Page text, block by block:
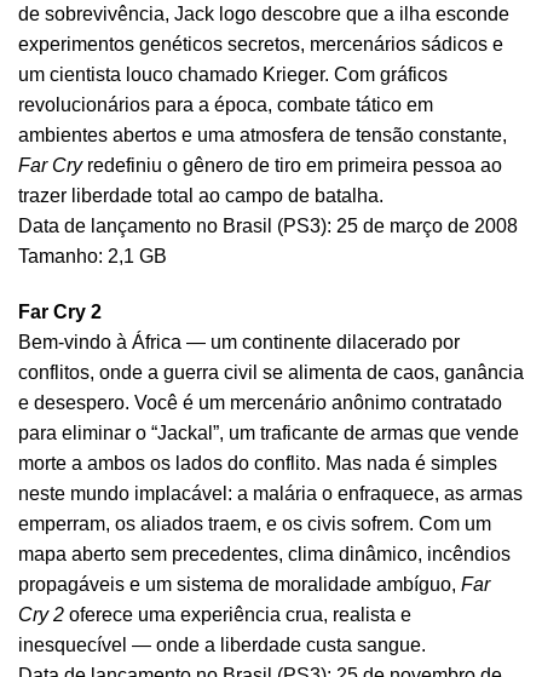
de sobrevivência, Jack logo descobre que a ilha esconde
experimentos genéticos secretos, mercenários sádicos e
um cientista louco chamado Krieger. Com gráficos
revolucionários para a época, combate tático em
ambientes abertos e uma atmosfera de tensão constante,
Far Cryredefiniu o gênero de tiro em primeira pessoa ao
trazer liberdade total ao campo de batalha.
Data de lançamento no Brasil (PS3): 25 de março de 2008
Tamanho: 2,1 GB
Far Cry 2
Bem-vindo à África — um continente dilacerado por
conflitos, onde a guerra civil se alimenta de caos, ganância
e desespero. Você é um mercenário anônimo contratado
para eliminar o “Jackal”, um traficante de armas que vende
morte a ambos os lados do conflito. Mas nada é simples
neste mundo implacável: a malária o enfraquece, as armas
emperram, os aliados traem, e os civis sofrem. Com um
mapa aberto sem precedentes, clima dinâmico, incêndios
propagáveis e um sistema de moralidade ambíguo, Far
Cry 2 oferece uma experiência crua, realista e
inesquecível — onde a liberdade custa sangue.